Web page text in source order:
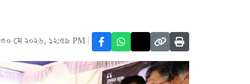
মে ২০২৬, ১২:৫৯ PM